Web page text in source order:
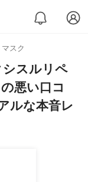
スク
スルリペ
悪い口コ
ルな本音レ